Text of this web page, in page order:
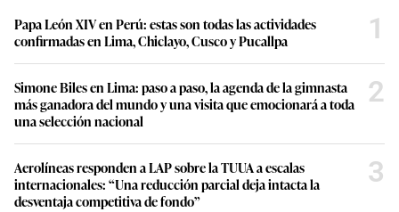
s
Papa León XIV en Perú: estas son todas las actividades
confirmadas en Lima, Chiclayo, Cusco y Pucallpa
1
Simone Biles en Lima: paso a paso, la agenda de la gimnasta
más ganadora del mundo y una visita que emocionará a toda
una selección nacional
2
Aerolíneas responden a LAP sobre la TUUA a escalas
internacionales: “Una reducción parcial deja intacta la
desventaja competitiva de fondo”
3